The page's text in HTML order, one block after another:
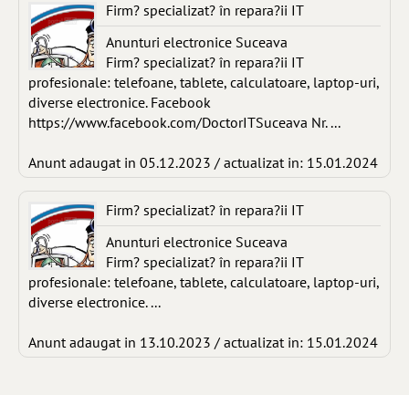
Firm? specializat? în repara?ii IT
Anunturi electronice Suceava
Firm? specializat? în repara?ii IT
profesionale: telefoane, tablete, calculatoare, laptop-uri,
diverse electronice. Facebook
https://www.facebook.com/DoctorITSuceava Nr. ...
Anunt adaugat in 05.12.2023 / actualizat in: 15.01.2024
Firm? specializat? în repara?ii IT
Anunturi electronice Suceava
Firm? specializat? în repara?ii IT
profesionale: telefoane, tablete, calculatoare, laptop-uri,
diverse electronice. ...
Anunt adaugat in 13.10.2023 / actualizat in: 15.01.2024